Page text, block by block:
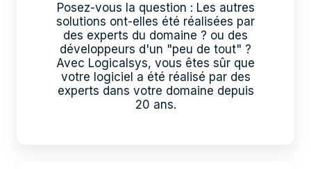
Posez-vous la question : Les autres
solutions ont-elles été réalisées par
des experts du domaine ? ou des
développeurs d'un "peu de tout" ?
Avec Logicalsys, vous êtes sûr que
votre logiciel a été réalisé par des
experts dans votre domaine depuis
20 ans.